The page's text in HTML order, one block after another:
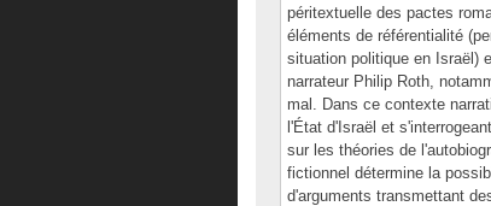
péritextuelle des pactes
éléments de référentialité
situation politique en Israël)
narrateur Philip Roth,
mal. Dans ce contexte
l'État d'Israël et
sur les théories de
fictionnel détermine la
d'arguments transmettant